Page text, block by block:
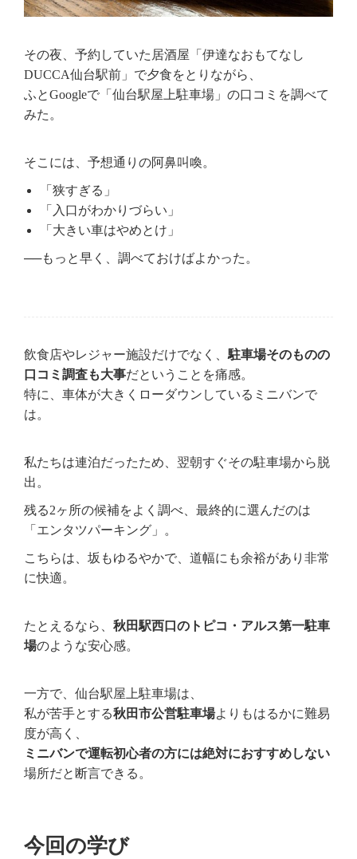
その夜、予約していた居酒屋「伊達なおもてなし
DUCCA仙台駅前」で夕食をとりながら、
ふとGoogleで「仙台駅屋上駐車場」の口コミを調べて
みた。
そこには、予想通りの阿鼻叫喚。
「狭すぎる」
「入口がわかりづらい」
「大きい車はやめとけ」
──もっと早く、調べておけばよかった。
飲食店やレジャー施設だけでなく、 駐車場そのものの
口コミ調査も大事だということを痛感。
特に、車体が大きくローダウンしているミニバンで
は。
私たちは連泊だったため、翌朝すぐその駐車場から脱
出。
残る2ヶ所の候補をよく調べ、最終的に選んだのは
「エンタツパーキング」。
こちらは、坂もゆるやかで、道幅にも余裕があり非常
に快適。
たとえるなら、 秋田駅西口のトピコ・アルス第一駐車
場のような安心感。
一方で、仙台駅屋上駐車場は、
私が苦手とする秋田市公営駐車場よりもはるかに難易
度が高く、
ミニバンで運転初心者の方には絶対におすすめしない
場所だと断言できる。
今回の学び